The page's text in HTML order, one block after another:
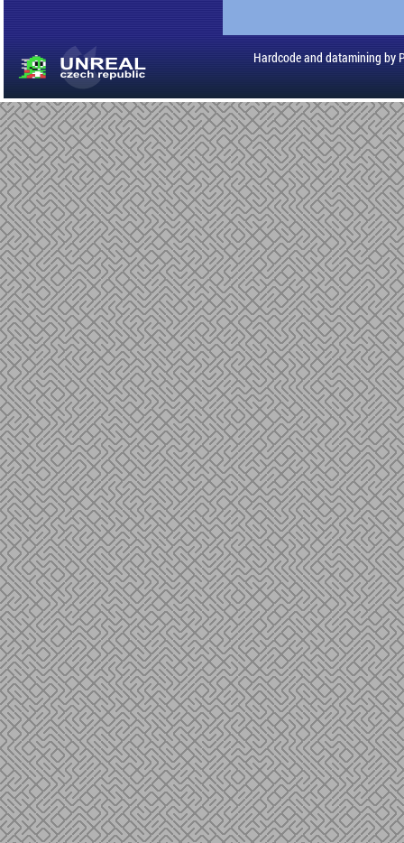
Hardcode and datamining by